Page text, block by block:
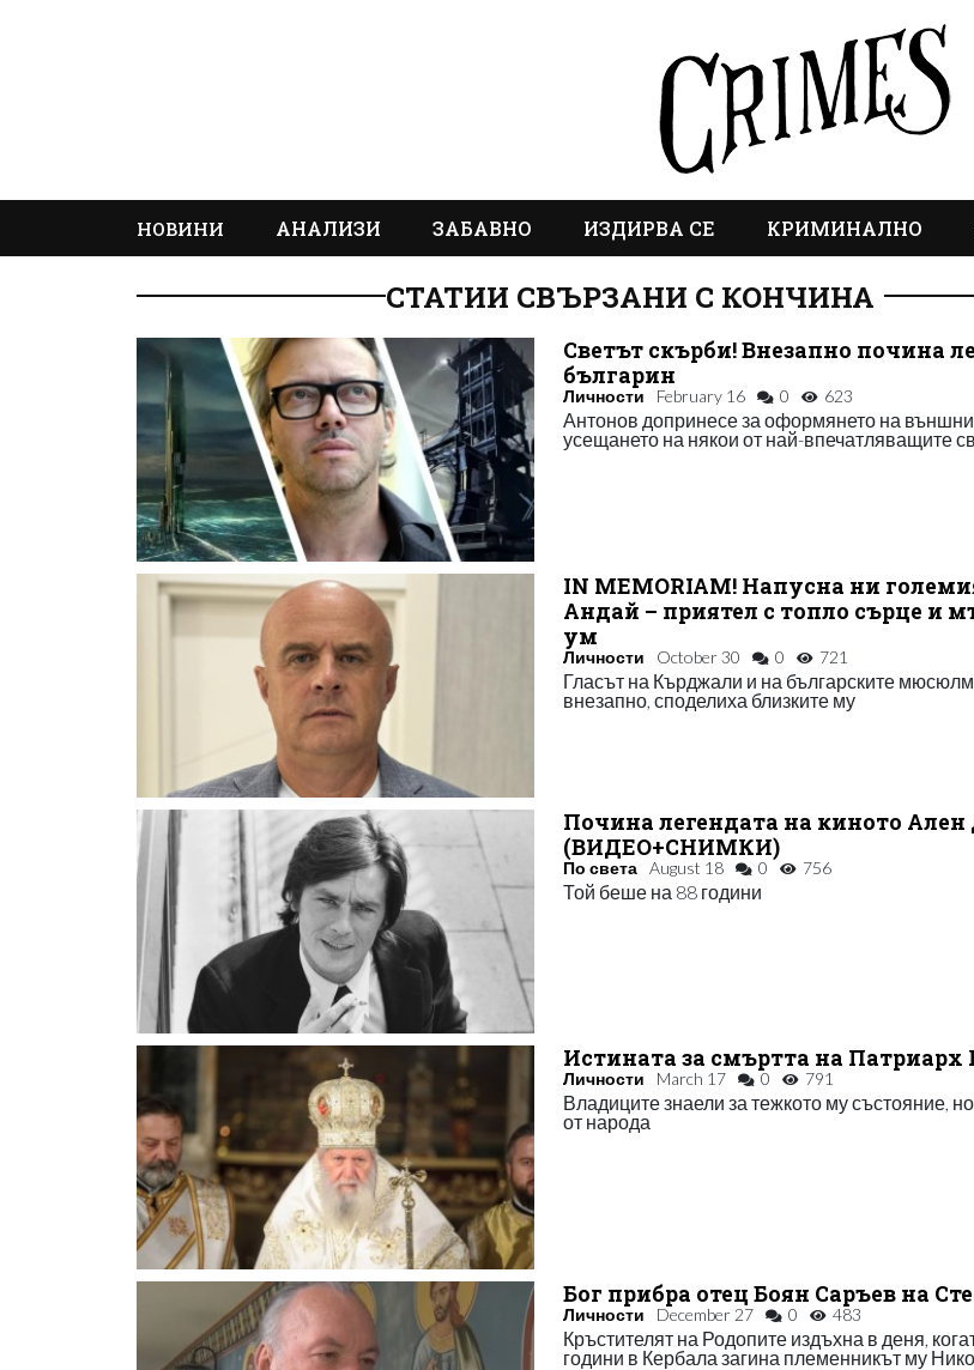
НОВИНИ АНАЛИЗИ ЗАБАВНО ИЗДИРВА СЕ КРИМИНАЛНО
СТАТИИ СВЪРЗАНИ С КОНЧИНА
Светът скърби! Внезапно почина
българин
Личности February 16 0 623
Антонов допринесе за оформянето на
усещането на някои от най-впечатляващите
IN MEMORIAM! Напусна ни
Андай – приятел с топло сърце и
ум
Личности October 30 0 721
Гласът на Кърджали и на българските
внезапно, споделиха близките му
Почина легендата на киното Ален
(ВИДЕО+СНИМКИ)
По света August 18 0 756
Той беше на 88 години
Истината за смъртта на Патриарх
Личности March 17 0 791
Владиците знаели за тежкото му състояние,
от народа
Бог прибра отец Боян Саръев на
Личности December 27 0 483
Кръстителят на Родопите издъхна в деня,
години в Кербала загина племенникът му